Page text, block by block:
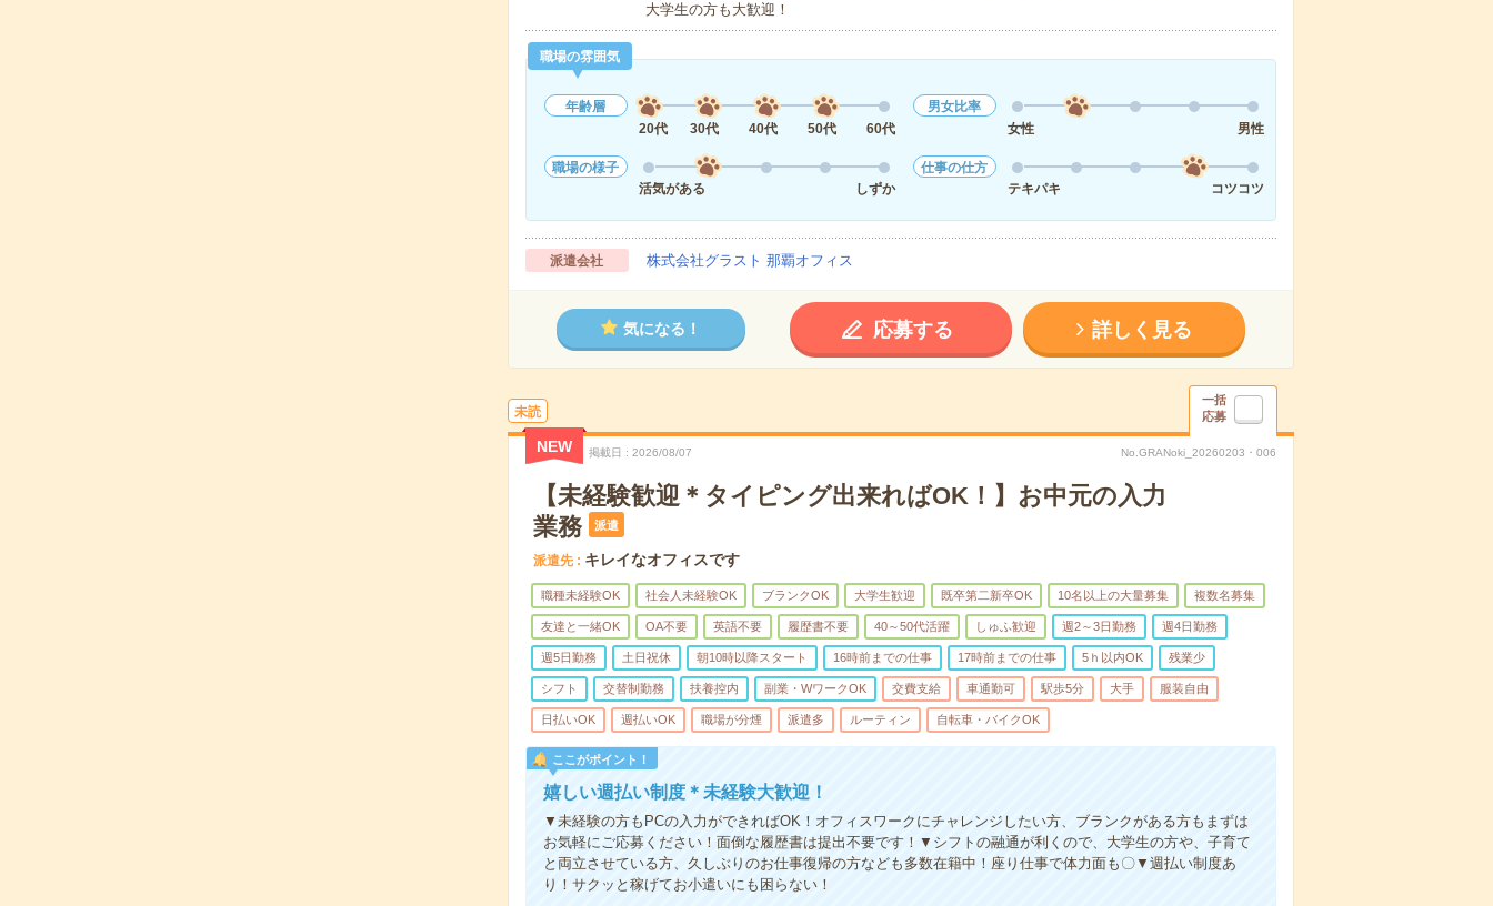
大学生の方も大歓迎！
職場の雰囲気
年齢層
20代
30代 40代 50代 60代
男女比率
女性
男性
職場の様子
活気がある
しずか
仕事の仕方
テキパキ
コツコツ
派遣会社 株式会社グラスト 那覇オフィス
気になる！ 応募する 詳しく見る
未読
一括
応募
NEW 掲載日 2026/08/07 No.GRANoki_20260203・006
【未経験歓迎＊タイピング出来ればOK！】お中元の入力
業務
派遣
派遣先 キレイなオフィスです
職種未経験OK 社会人未経験OK ブランクOK 大学生歓迎 既卒第二新卒OK 10名以上の大量募集 複数名募集
友達と一緒OK OA不要 英語不要 履歴書不要 40～50代活躍 しゅふ歓迎 週2～3日勤務 週4日勤務
週5日勤務 土日祝休 朝10時以降スタート 16時前までの仕事 17時前までの仕事 5ｈ以内OK 残業少
シフト 交替制勤務 扶養控内 副業・WワークOK 交費支給 車通勤可 駅歩5分 大手 服装自由
日払いOK 週払いOK 職場が分煙 派遣多 ルーティン 自転車・バイクOK
ここがポイント！
嬉しい週払い制度＊未経験大歓迎！
▼未経験の方もPCの入力ができればOK！オフィスワークにチャレンジしたい方、ブランクがある方もまずは
お気軽にご応募ください！面倒な履歴書は提出不要です！▼シフトの融通が利くので、大学生の方や、子育て
と両立させている方、久しぶりのお仕事復帰の方なども多数在籍中！座り仕事で体力面も〇▼週払い制度あ
り！サクッと稼げてお小遣いにも困らない！